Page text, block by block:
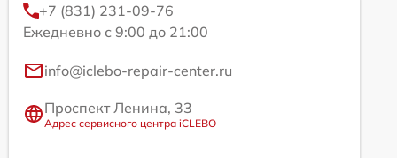
+7 (831) 231-09-76
Ежедневно с 9:00 до 21:00
info@iclebo-repair-center.ru
Проспект Ленина, 33
Адрес сервисного центра iCLEBO